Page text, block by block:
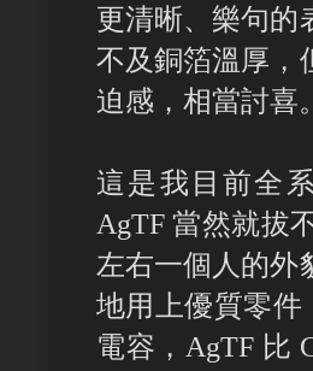
更清晰、樂句的
不及銅箔溫厚，
迫感，相當討喜。
這是我目前全
AgTF 當然就拔
左右一個人的外
地用上優質零件
電容，AgTF 比